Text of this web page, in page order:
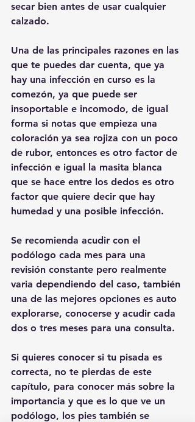
secar bien antes de usar cualquier
calzado.
Una de las principales razones en las
que te puedes dar cuenta, que ya
hay una infección en curso es la
comezón, ya que puede ser
insoportable e incomodo, de igual
forma si notas que empieza una
coloración ya sea rojiza con un poco
de rubor, entonces es otro factor de
infección e igual la masita blanca
que se hace entre los dedos es otro
factor que quiere decir que hay
humedad y una posible infección.
Se recomienda acudir con el
podólogo cada mes para una
revisión constante pero realmente
varia dependiendo del caso, también
una de las mejores opciones es auto
explorarse, conocerse y acudir cada
dos o tres meses para una consulta.
Si quieres conocer si tu pisada es
correcta, no te pierdas de este
capítulo, para conocer más sobre la
importancia y que es lo que ve un
podólogo, los pies también se